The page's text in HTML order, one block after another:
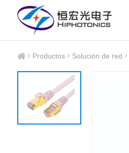
Productos Solución de red